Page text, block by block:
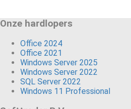
Onze hardlopers
Office 2024
Office 2021
Windows Server 2025
Windows Server 2022
SQL Server 2022
Windows 11 Professional